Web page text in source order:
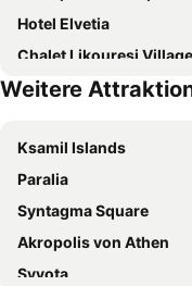
Hotel Elvetia
Chalet Likouresi Village
Valentini Guesthouse
Epoches Luxury Suites
Weitere
Ksamil Islands
Paralia
Syntagma Square
Akropolis von Athen
Syvota